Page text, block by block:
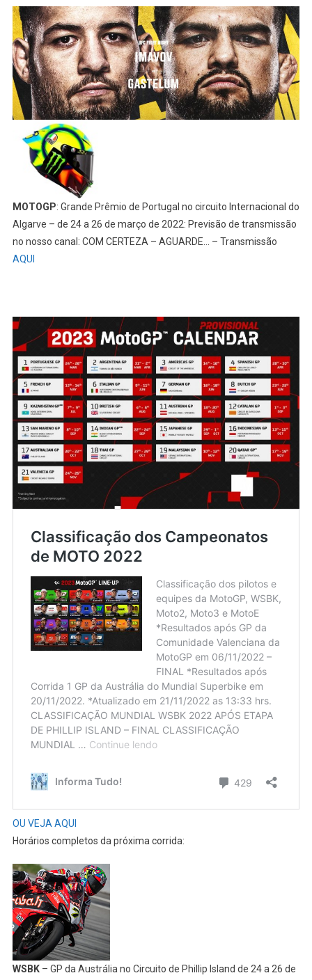
MOTOGP: Grande Prêmio de Portugal no circuito Internacional do
Algarve – de 24 a 26 de março de 2022: Previsão de transmissão
no nosso canal: COM CERTEZA – AGUARDE… – Transmissão
AQUI
OU VEJA AQUI
Horários completos da próxima corrida:
WSBK– GP da Austrália no Circuito de Phillip Island de 24 a 26 de